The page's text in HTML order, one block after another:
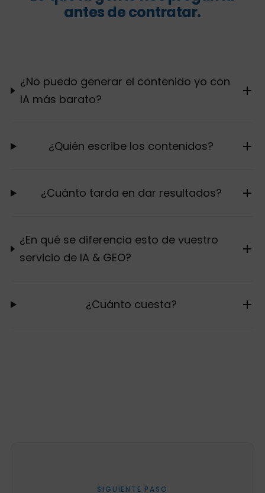
antes de contratar.
¿No puedo generar el contenido yo con
IA más barato?
¿Quién escribe los contenidos?
¿Cuánto tarda en dar resultados?
¿En qué se diferencia esto de vuestro
servicio de IA & GEO?
¿Cuánto cuesta?
SIGUIENTE PASO